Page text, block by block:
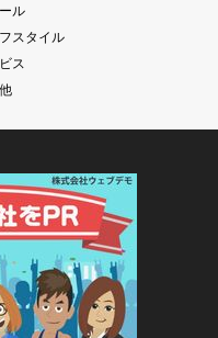
ル
スタイル
ス